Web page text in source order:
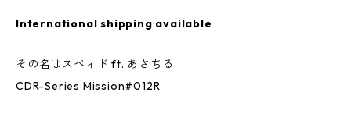
International shipping available
その名はスペィド ft. あさちる
CDR-Series Mission#012R